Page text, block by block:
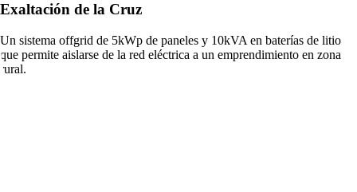
Exaltación de la Cruz
Un sistema offgrid de 5kWp de paneles y 10kVA en baterías de litio
que permite aislarse de la red eléctrica a un emprendimiento en zona
rural.